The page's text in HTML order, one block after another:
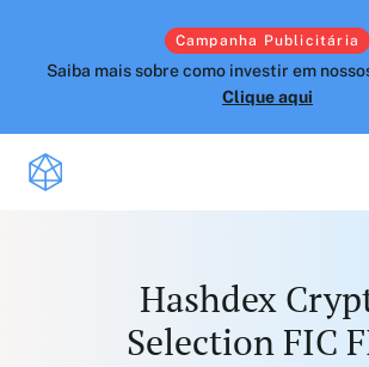
Campanha Publicitária
Saiba mais sobre como investir em
Clique aqui
FUNDOS ATIVOS
Crypto Top Performers
Insights e Educação
Hashdex
Selection FIC